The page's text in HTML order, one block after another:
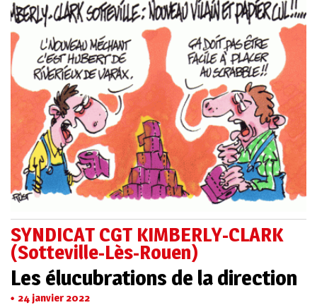
SYNDICAT CGT KIMBERLY-CLARK
(Sotteville-Lès-Rouen)
Les élucubrations de la direction
24 janvier 2022